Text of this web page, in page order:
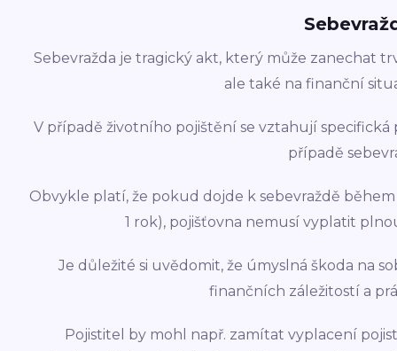
Sebevražda je tragický akt, který může zanechat
ale také na finanční
V případě životního pojištění se vztahují
případě
Obvykle platí, že pokud dojde k sebevraždě
1 rok), pojišťovna nemusí vyplatit
Je důležité si uvědomit, že úmyslná škoda na
finančních záležitostí a
Pojistitel by mohl např. zamítat vyplacení